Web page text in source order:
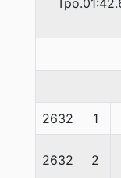
2632 1
2632 2